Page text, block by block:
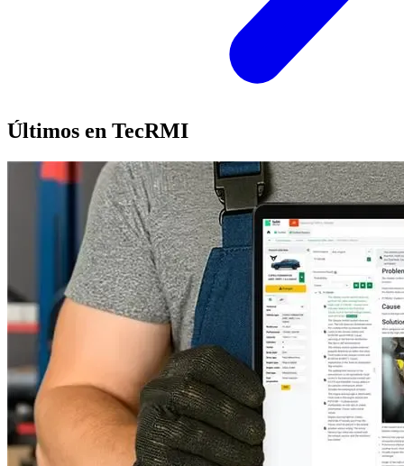
Últimos en TecRMI